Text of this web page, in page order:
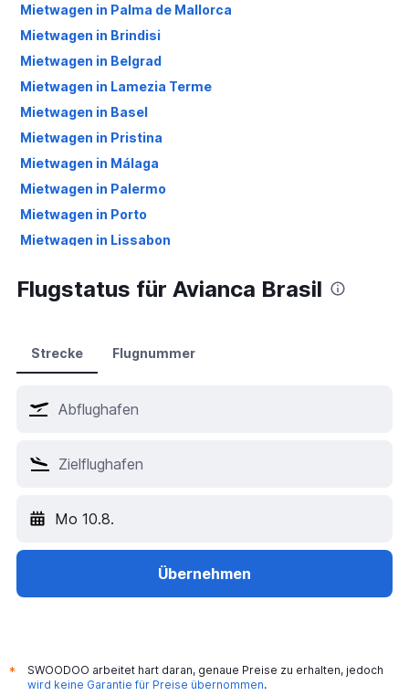
Mietwagen in Palma de Mallorca
Mietwagen in Brindisi
Mietwagen in Belgrad
Mietwagen in Lamezia Terme
Mietwagen in Basel
Mietwagen in Pristina
Mietwagen in Málaga
Mietwagen in Palermo
Mietwagen in Porto
Mietwagen in Lissabon
Hotels in Bangkok
Hotels in Zürich
Hotels in München
Hotels in London
Hotels in Berlin
Flugstatus für Avianca Brasil
Strecke Flugnummer
Mo 10.8.
Übernehmen
*
SWOODOO arbeitet hart daran, genaue Preise zu erhalten, jedoch
wird keine Garantie für Preise übernommen.